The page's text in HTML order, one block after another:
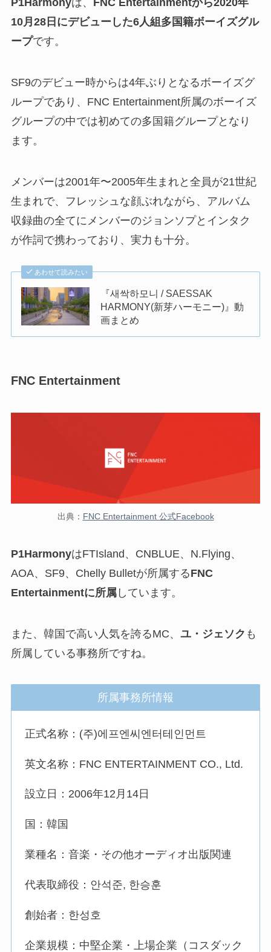
P1Harmonyは、
FNC Entertainmentから2020年
10月28日にデビューした6人組多国籍ボーイズグル
ープです。
SF9のデビュー時からは4年ぶりとなるボーイズグ
ループであり、FNC Entertainment所属のボーイズ
グループの中では初めての多国籍グループとなり
ます。
メンバーは2001年〜2005年生まれと全員が21世紀
生まれで、フレッシュな顔ぶれながら、アルバム
収録曲の全てにメンバーのジョンソプとインタク
が作詞で携わっており、実力も十分。
あわせて読みたい
『새싹하모니 / SAESSAK
HARMONY(新芽ハーモニー)』動
画まとめ
FNC Entertainment
出典： FNC Entertainment 公式Facebook
P1HarmonyはFTIsland、CNBLUE、N.Flying、
AOA、SF9、Chelly Bulletが所属するFNC
Entertainmentに所属しています。
また、韓国で高い人気を誇るMC、 ユ・ジェソク も
所属している事務所ですね。
所属事務所情報
正式名称：(주)에프엔씨엔터테인먼트
英文名称：FNC ENTERTAINMENT CO., Ltd.
設立日：2006年12月14日
国：韓国
業種名：音楽・その他オーディオ出版関連
代表取締役：안석준, 한승훈
創始者：한성호
企業規模：中堅企業・上場企業（コスダック